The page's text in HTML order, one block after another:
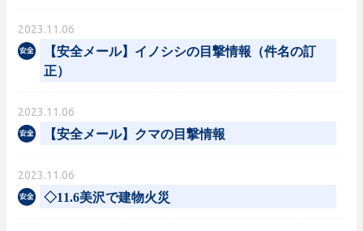
2023.11.06
【安全メール】イノシシの目撃情報（件名の訂
正）
2023.11.06
【安全メール】クマの目撃情報
2023.11.06
◇11.6美沢で建物火災